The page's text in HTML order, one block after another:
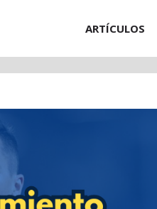
ARTÍCULOS